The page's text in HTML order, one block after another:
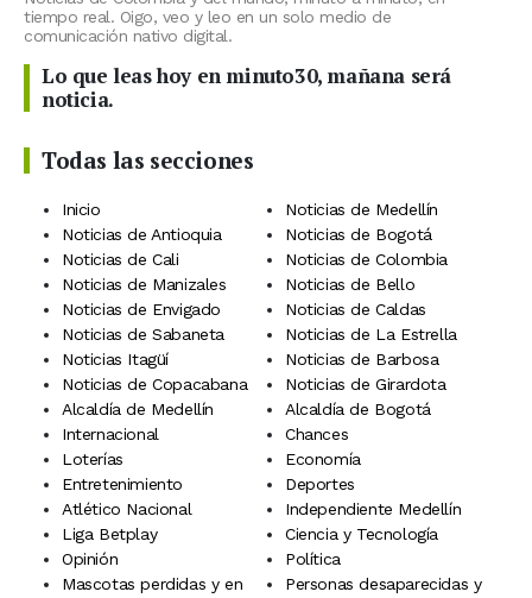
tiempo real. Oigo, veo y leo en un solo medio de
comunicación nativo digital.
Lo que leas hoy en minuto30, mañana será
noticia.
Todas las secciones
Inicio
Noticias de Medellín
Noticias de Antioquia
Noticias de Bogotá
Noticias de Cali
Noticias de Colombia
Noticias de Manizales
Noticias de Bello
Noticias de Envigado
Noticias de Caldas
Noticias de Sabaneta
Noticias de La Estrella
Noticias Itagüí
Noticias de Barbosa
Noticias de Copacabana
Noticias de Girardota
Alcaldía de Medellín
Alcaldía de Bogotá
Internacional
Chances
Loterías
Economía
Entretenimiento
Deportes
Atlético Nacional
Independiente Medellín
Liga Betplay
Ciencia y Tecnología
Opinión
Política
Mascotas perdidas y en
Personas desaparecidas y